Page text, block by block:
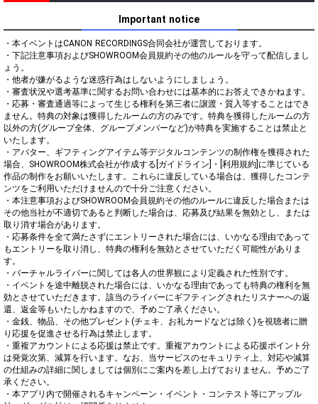
Important notice
・本イベントはCANON RECORDINGS合同会社が運営しております。
・下記注意事項およびSHOWROOM会員規約その他のルールを守って配信しまし
ょう。
・他者が嫌がるような迷惑行為はしないようにしましょう。
・審査状況や選考基準に関するお問い合わせには基本的にお答えできかねます。
・応募・審査通過等によって生じる権利を第三者に譲渡・質入等することはでき
ません。特典の対象は獲得したルームの方のみです。特典を獲得したルームの方
以外の方(グループ全体、グループメンバーなど)が特典を実施することは禁止と
いたします。
・アバター、ギフティングアイテム等デジタルコンテンツの制作権を獲得された
場合、SHOWROOM株式会社が作成する[ガイドライン]・[利用規約]に準じている
作品の制作をお願いいたします。これらに違反している場合は、獲得したコンテ
ンツをご利用いただけませんので十分ご注意ください。
・本注意事項およびSHOWROOM会員規約その他のルールに違反した場合または
その他当社が不適切であると判断した場合は、応募及び結果を無効とし、または
取り消す場合があります。
・応募条件を全て満たさずにエントリーされた場合には、いかなる理由であって
もエントリーを取り消し、特典の権利を無効とさせていただく可能性がありま
す。
・バーチャルライバーに関しては各人の世界観により定義された性別です。
・イベントを途中離脱された場合には、いかなる理由であっても特典の権利を無
効とさせていただきます。該当のライバーにギフティングされたリスナーへの返
還、返金等もいたしかねますので、予めご了承ください。
・金銭、物品、その他プレゼント(チェキ、お礼カードなどは除く)を視聴者に贈
り応援を促進させる行為は禁止します。
・重複アカウントによる応援は禁止です。重複アカウントによる応援ポイント分
は発覚次第、減算を行います。なお、当サービスのセキュリティ上、対応や減算
の仕組みの詳細に関しましては個別にご案内を差し上げておりません。予めご了
承ください。
・本アプリ内で開催されるキャンペーン・イベント・コンテスト等にアップル